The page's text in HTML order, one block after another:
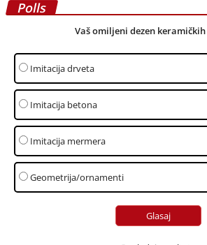
Polls
Vaš omiljeni dezen
Imitacija drveta
Imitacija betona
Imitacija mermera
Geometrija/ornamenti